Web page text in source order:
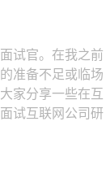
试官。在我之前
准备不足或临场
家分享一些在互
试互联网公司研